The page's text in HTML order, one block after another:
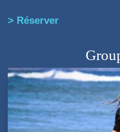
> Réserver